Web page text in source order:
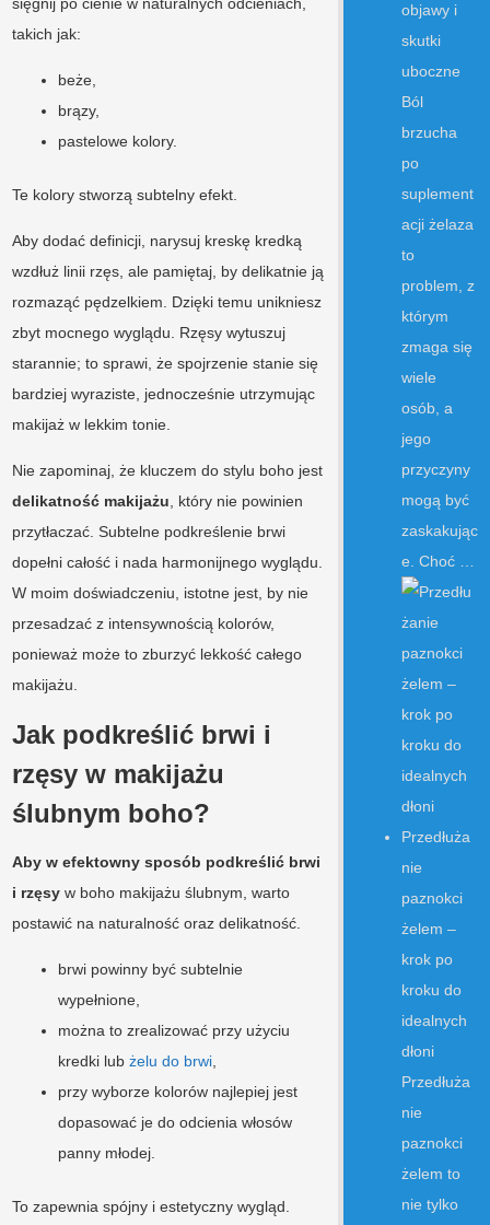
takich jak:
beże,
brązy,
pastelowe kolory.
Te kolory stworzą subtelny efekt.
Aby dodać definicji, narysuj kreskę kredką
wzdłuż linii rzęs, ale pamiętaj, by delikatnie ją
rozmaząć pędzelkiem. Dzięki temu unikniesz
zbyt mocnego wyglądu. Rzęsy wytuszuj
starannie; to sprawi, że spojrzenie stanie się
bardziej wyraziste, jednocześnie utrzymując
makijaż w lekkim tonie.
Nie zapominaj, że kluczem do stylu boho jest
delikatność makijażu , który nie powinien
przytłaczać. Subtelne podkreślenie brwi
dopełni całość i nada harmonijnego wyglądu.
W moim doświadczeniu, istotne jest, by nie
przesadzać z intensywnością kolorów,
ponieważ może to zburzyć lekkość całego
makijażu.
Jak podkreślić brwi i
rzęsy w makijażu
ślubnym boho?
Aby w efektowny sposób podkreślić brwi
i rzęsy w boho makijażu ślubnym, warto
postawić na naturalność oraz delikatność.
brwi powinny być subtelnie
wypełnione,
można to zrealizować przy użyciu
kredki lubżelu do brwi
przy wyborze kolorów najlepiej jest
dopasować je do odcienia włosów
panny młodej.
To zapewnia spójny i estetyczny wygląd.
objawy i
skutki
uboczne
Ból
brzucha
po
suplement
acji żelaza
to
problem, z
którym
zmaga się
wiele
osób, a
jego
przyczyny
mogą być
zaskakując
e. Choć …
Przedłuża
nie
paznokci
żelem –
krok po
kroku do
idealnych
dłoni
Przedłuża
nie
paznokci
żelem to
nie tylko